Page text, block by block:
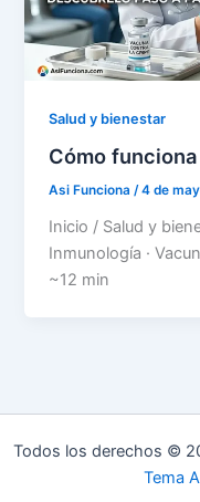
Salud y bienestar
Cómo
Asi Funciona/4 de
Inicio / Salud y
Inmunología ·
~12 min
Todos los derechos ©
Tema